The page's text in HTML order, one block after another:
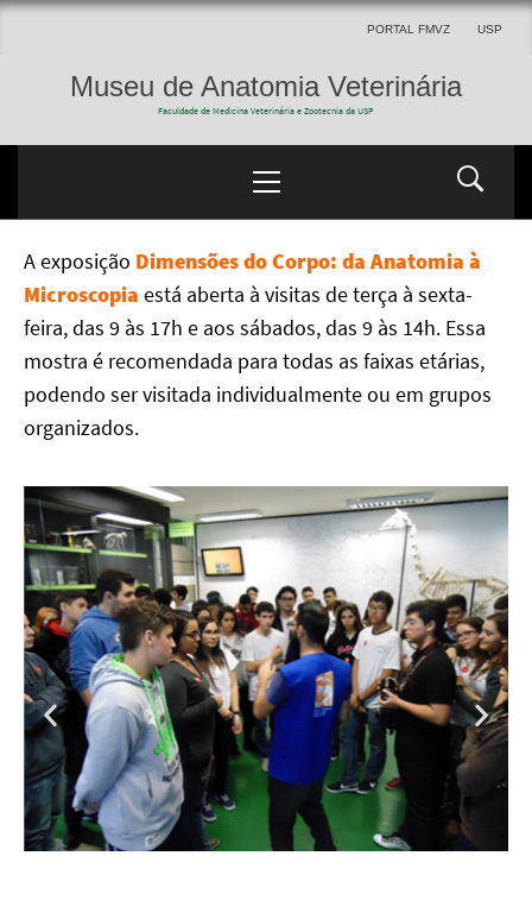
PORTAL FMVZ USP
Museu de Anatomia Veterinária
Faculdade de Medicina Veterinária e Zootecnia da USP
A exposição Dimensões do Corpo: da Anatomia à
Microscopia está aberta à visitas de terça à sexta-
feira, das 9 às 17h e aos sábados, das 9 às 14h. Essa
mostra é recomendada para todas as faixas etárias,
podendo ser visitada individualmente ou em grupos
organizados.